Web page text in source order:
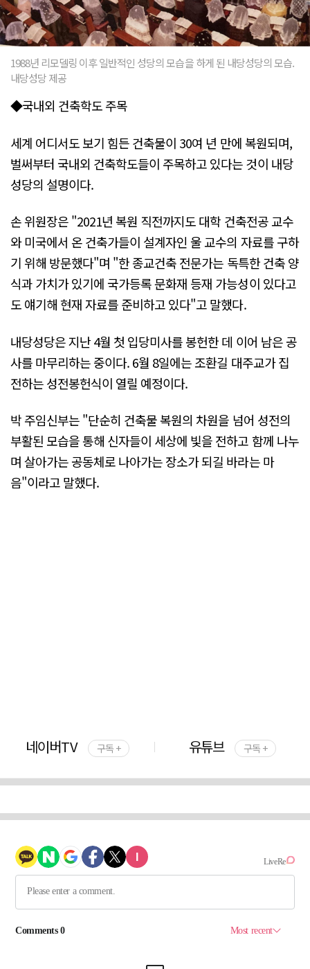
1988년 리모델링 이후 일반적인 성당의 모습을 하게 된 내당성당의 모습.
내당성당 제공
◆국내외 건축학도 주목
세계 어디서도 보기 힘든 건축물이 30여 년 만에 복원되며,
벌써부터 국내외 건축학도들이 주목하고 있다는 것이 내당
성당의 설명이다.
손 위원장은 "2021년 복원 직전까지도 대학 건축전공 교수
와 미국에서 온 건축가들이 설계자인 울 교수의 자료를 구하
기 위해 방문했다"며 "한 종교건축 전문가는 독특한 건축 양
식과 가치가 있기에 국가등록 문화재 등재 가능성이 있다고
도 얘기해 현재 자료를 준비하고 있다"고 말했다.
내당성당은 지난 4월 첫 입당미사를 봉헌한 데 이어 남은 공
사를 마무리하는 중이다. 6월 8일에는 조환길 대주교가 집
전하는 성전봉헌식이 열릴 예정이다.
박 주임신부는 "단순히 건축물 복원의 차원을 넘어 성전의
부활된 모습을 통해 신자들이 세상에 빛을 전하고 함께 나누
며 살아가는 공동체로 나아가는 장소가 되길 바라는 마
음"이라고 말했다.
네이버TV 구독 + 유튜브 구독 +